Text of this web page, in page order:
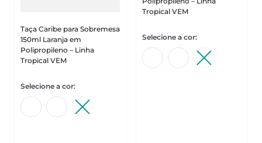
Taça Caribe para Sobremesa
150ml Laranja em
Polipropileno – Linha
Tropical VEM
Tropical VEM